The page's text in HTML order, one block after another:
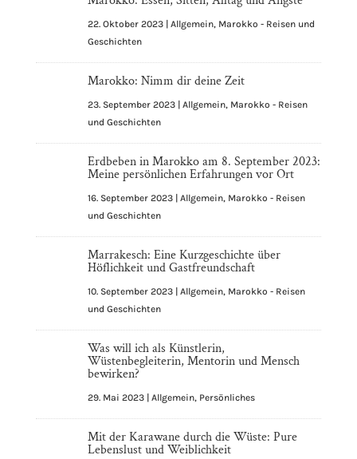
22. Oktober 2023| Allgemein, Marokko - Reisen und
Geschichten
Marokko: Nimm dir deine Zeit
23. September 2023| Allgemein, Marokko - Reisen
und Geschichten
Erdbeben in Marokko am 8. September 2023:
Meine persönlichen Erfahrungen vor Ort
16. September 2023| Allgemein, Marokko - Reisen
und Geschichten
Marrakesch: Eine Kurzgeschichte über
Höflichkeit und Gastfreundschaft
10. September 2023| Allgemein, Marokko - Reisen
und Geschichten
Was will ich als Künstlerin,
Wüstenbegleiterin, Mentorin und Mensch
bewirken?
29. Mai 2023| Allgemein, Persönliches
Mit der Karawane durch die Wüste: Pure
Lebenslust und Weiblichkeit